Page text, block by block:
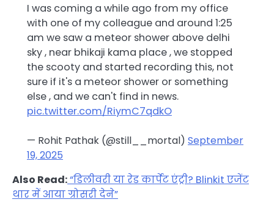
I was coming a while ago from my office
with one of my colleague and around 1:25
am we saw a meteor shower above delhi
sky , near bhikaji kama place , we stopped
the scooty and started recording this, not
sure if it's a meteor shower or something
else , and we can't find in news.
pic.twitter.com/RiymC7qdkO
— Rohit Pathak (@still__mortal) September
19, 2025
Also Read:“डिलीवरी या रेड कार्पेट एंट्री? Blinkit एजेंट
थार में आया ग्रोसरी देने”